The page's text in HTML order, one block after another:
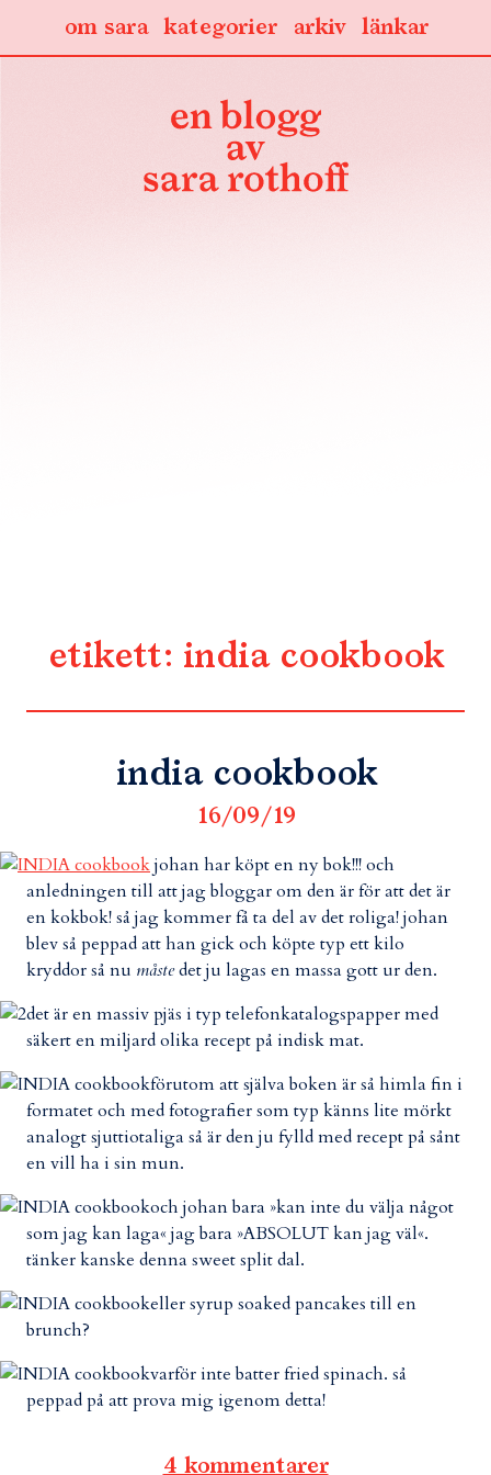
länkar
arkiv
kategorier
om sara
etikett: india cookbook
india cookbook
16/09/19
johan har köpt en ny bok!!! och
anledningen till att jag bloggar om den är för att det är
en kokbok! så jag kommer få ta del av det roliga! johan
blev så peppad att han gick och köpte typ ett kilo
kryddor så nu måstedet ju lagas en massa gott ur den.
det är en massiv pjäs i typ telefonkatalogspapper med
säkert en miljard olika recept på indisk mat.
förutom att själva boken är så himla fin i
formatet och med fotografier som typ känns lite mörkt
analogt sjuttiotaliga så är den ju fylld med recept på sånt
en vill ha i sin mun.
och johan bara »kan inte du välja något
som jag kan laga« jag bara »ABSOLUT kan jag väl«.
tänker kanske denna sweet split dal.
eller syrup soaked pancakes till en
brunch?
varför inte batter fried spinach. så
peppad på att prova mig igenom detta!
4 kommentarer